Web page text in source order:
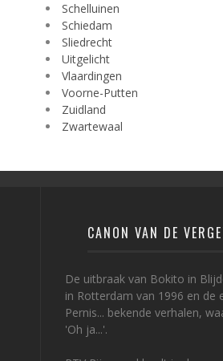
Schelluinen
Schiedam
Sliedrecht
Uitgelicht
Vlaardingen
Voorne-Putten
Zuidland
Zwartewaal
CANON VAN DE
De uitbraak van Bokito in
in Rotterdam van 1996 en de
Pernis... bekende verhalen,
'Oh ja...'.